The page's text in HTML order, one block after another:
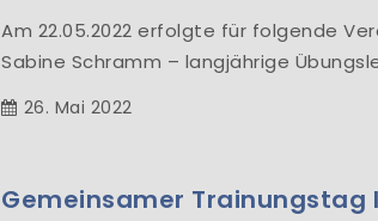
Am 22.05.2022 erfolgte für folgende
Sabine Schramm – langjährige
26. Mai 2022
Gemeinsamer Trainungstag